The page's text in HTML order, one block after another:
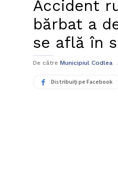
Accident
bărbat a
se află în
De către Municipiul Codlea
Distribuiți pe Facebook